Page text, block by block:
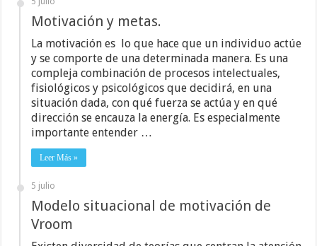
Motivación y metas.
La motivación es lo que hace que un individuo actúe
y se comporte de una determinada manera. Es una
compleja combinación de procesos intelectuales,
fisiológicos y psicológicos que decidirá, en una
situación dada, con qué fuerza se actúa y en qué
dirección se encauza la energía. Es especialmente
importante entender …
Leer Más »
5 julio
Modelo situacional de motivación de
Vroom